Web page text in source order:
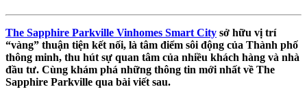
The Sapphire Parkville Vinhomes Smart City sở hữu vị trí
“vàng” thuận tiện kết nối, là tâm điểm sôi động của Thành phố
thông minh, thu hút sự quan tâm của nhiều khách hàng và nhà
đầu tư. Cùng khám phá những thông tin mới nhất về The
Sapphire Parkville qua bài viết sau.